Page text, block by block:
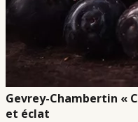
Gevrey-Chambertin «
et éclat